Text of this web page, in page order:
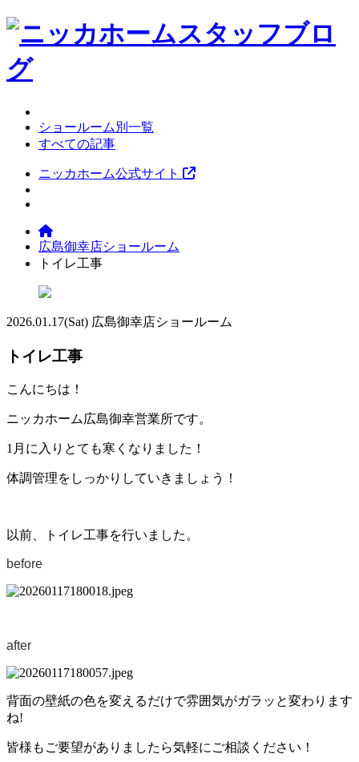
ショールーム別一覧
すべての記事
ニッカホーム公式サイト
広島御幸店ショールーム
トイレ工事
2026.01.17(Sat) 広島御幸店ショールーム
トイレ工事
こんにちは！
ニッカホーム広島御幸営業所です。
1月に入りとても寒くなりました！
体調管理をしっかりしていきましょう！
以前、トイレ工事を行いました。
before
after
背面の壁紙の色を変えるだけで雰囲気がガラッと変わります
ね!
皆様もご要望がありましたら気軽にご相談ください！